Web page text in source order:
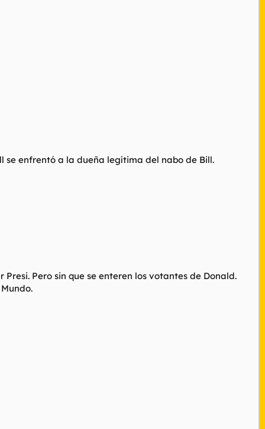
se enfrentó a la dueña legítima del nabo de Bill.
Pero sin que se enteren los votantes de Donald.